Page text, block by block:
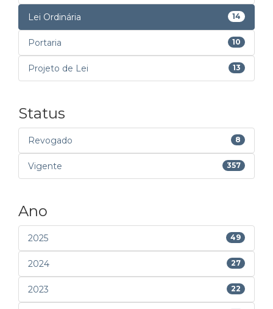
Lei Ordinária 14
Portaria 10
Projeto de Lei 13
Status
Revogado 8
Vigente 357
Ano
2025 49
2024 27
2023 22